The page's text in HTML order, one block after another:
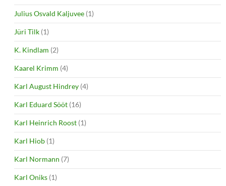
Julius Osvald Kaljuvee (1)
Jüri Tilk (1)
K. Kindlam (2)
Kaarel Krimm (4)
Karl August Hindrey (4)
Karl Eduard Sööt (16)
Karl Heinrich Roost (1)
Karl Hiob (1)
Karl Normann (7)
Karl Oniks (1)